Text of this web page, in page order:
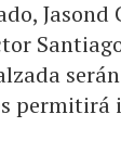
Jasond